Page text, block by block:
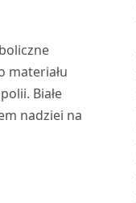
materiału
Białe
nadziei na